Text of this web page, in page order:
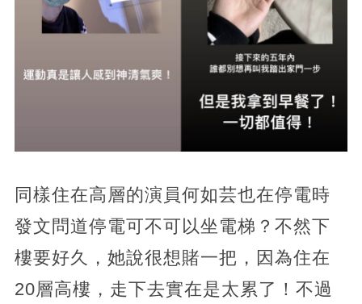
同樣住在高層的演員何如芸也在停電時
發文問道停電可不可以坐電梯？不然下
樓要好久，她說很想賭一把，因為住在
20層高樓，走下去實在是太累了！不過